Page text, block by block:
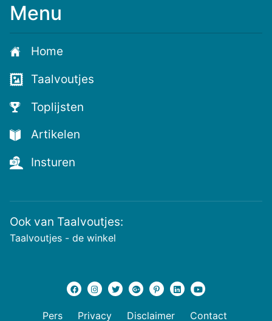
Menu
Home
Taalvoutjes
Toplijsten
Artikelen
Insturen
Ook van Taalvoutjes:
Taalvoutjes - de winkel
Pers Privacy Disclaimer Contact